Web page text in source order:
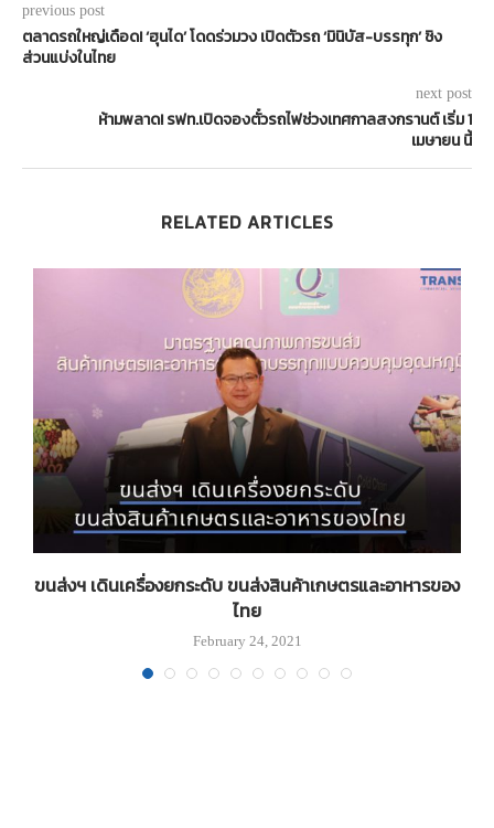
previous post
ตลาดรถใหญ่เดือด! ‘ฮุนได’ โดดร่วมวง เปิดตัวรถ ‘มินิบัส-บรรทุก’ ชิง
ส่วนแบ่งในไทย
next post
ห้ามพลาด! รฟท.เปิดจองตั๋วรถไฟช่วงเทศกาลสงกรานต์ เริ่ม 1
เมษายน นี้
RELATED ARTICLES
ขนส่งฯ เดินเครื่องยกระดับ ขนส่งสินค้าเกษตรและอาหารของ
ไทย
February 24, 2021